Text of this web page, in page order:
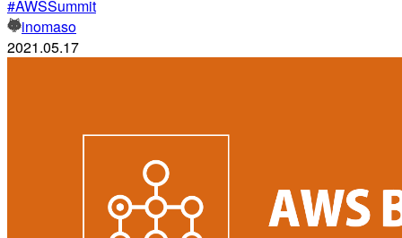
#AWSSummit
inomaso
2021.05.17